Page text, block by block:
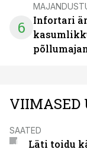
6
Infortari
VIIMASED
SAATED
Läti toidu